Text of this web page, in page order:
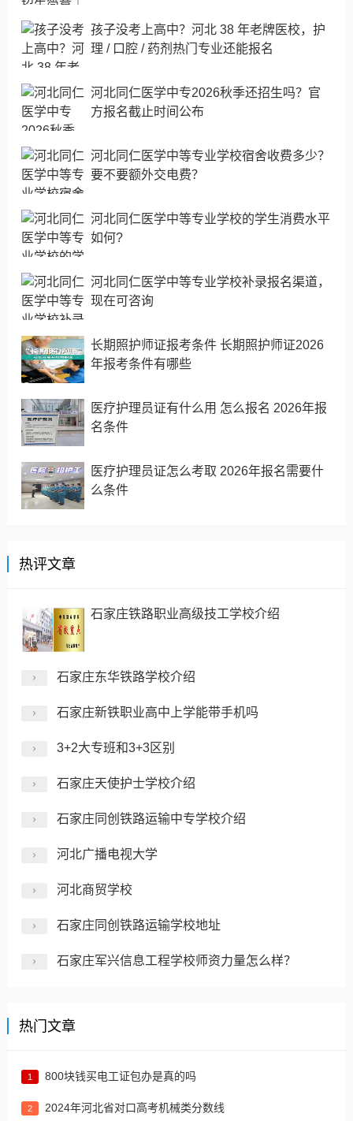
孩子没考上高中？河北 38 年老牌医校，护
理 / 口腔 / 药剂热门专业还能报名
河北同仁医学中专2026秋季还招生吗？官
方报名截止时间公布
河北同仁医学中等专业学校宿舍收费多少？
要不要额外交电费？
河北同仁医学中等专业学校的学生消费水平
如何?
河北同仁医学中等专业学校补录报名渠道，
现在可咨询
长期照护师证报考条件 长期照护师证2026
年报考条件有哪些
医疗护理员证有什么用 怎么报名 2026年报
名条件
医疗护理员证怎么考取 2026年报名需要什
么条件
热评文章
石家庄铁路职业高级技工学校介绍
石家庄东华铁路学校介绍
石家庄新铁职业高中上学能带手机吗
3+2大专班和3+3区别
石家庄天使护士学校介绍
石家庄同创铁路运输中专学校介绍
河北广播电视大学
河北商贸学校
石家庄同创铁路运输学校地址
石家庄军兴信息工程学校师资力量怎么样？
热门文章
1 800块钱买电工证包办是真的吗
2 2024年河北省对口高考机械类分数线